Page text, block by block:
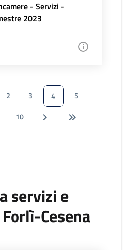
- Servizi -
2023
2 3 4
5
10
servizi e
Cesena